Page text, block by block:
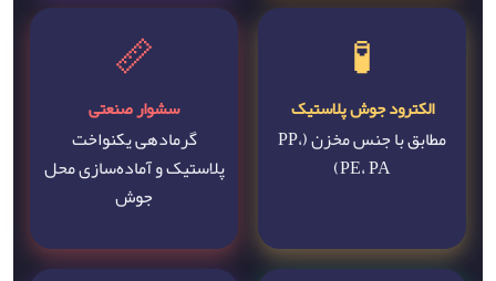
🧪
الکترود جوش پلاستیک
مطابق با جنس مخزن (PP،
PE، PA)
📏
سشوار صنعتی
گرمادهی یکنواخت
پلاستیک و آماده‌سازی محل
جوش